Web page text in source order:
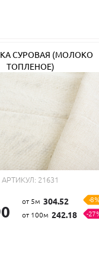
СУРОВАЯ (МОЛОКО
ТОПЛЕНОЕ)
АРТИКУЛ: 21631
от 5м 304.52
-
от 100м 242.18 -